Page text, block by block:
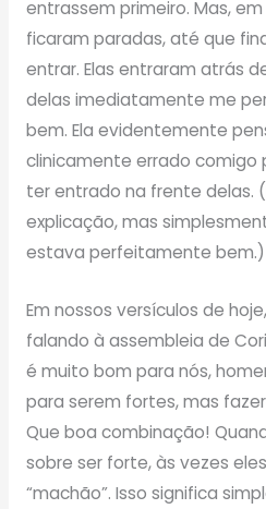
entrassem primeiro. Mas,
ficaram paradas, até que
entrar. Elas entraram atrás
delas imediatamente me
bem. Ela evidentemente
clinicamente errado comigo
ter entrado na frente delas.
explicação, mas
estava perfeitamente bem.)
Em nossos versículos de
falando à assembleia de
é muito bom para nós,
para serem fortes, mas
Que boa combinação!
sobre ser forte, às vezes
“machão”. Isso significa